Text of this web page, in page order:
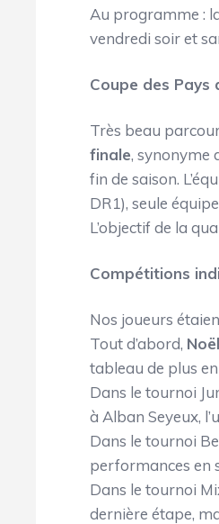
Au programme :
vendredi soir et
Coupe des Pays
Très beau
finale, synonyme
fin de saison.
DR1), seule
L’objectif de la
Compétitions
Nos joueurs
Tout d’abord,
tableau de plus
Dans le tournoi
à Alban Seyeux,
Dans le tournoi
performances en
Dans le tournoi
dernière étape,